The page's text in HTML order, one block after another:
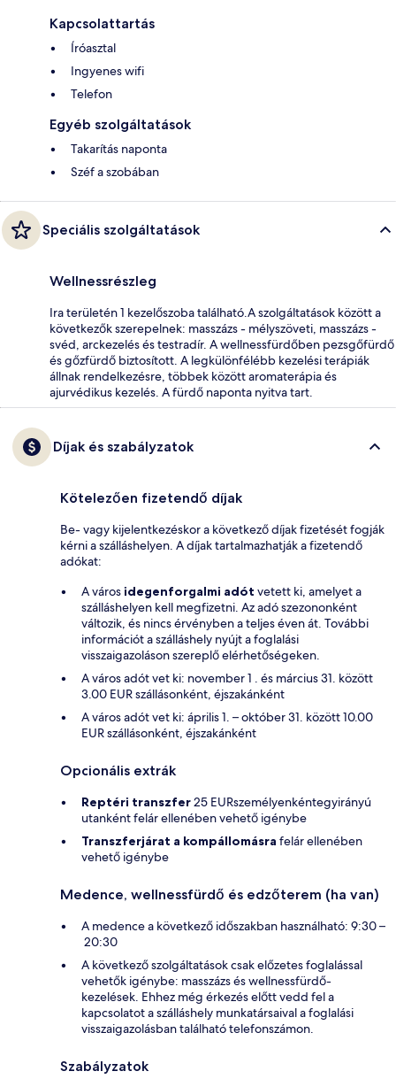
Kapcsolattartás
Íróasztal
Ingyenes wifi
Telefon
Egyéb szolgáltatások
Takarítás naponta
Széf a szobában
Speciális szolgáltatások
Wellnessrészleg
Ira területén 1 kezelőszoba található.A szolgáltatások között a
következők szerepelnek: masszázs - mélyszöveti, masszázs -
svéd, arckezelés és testradír. A wellnessfürdőben pezsgőfürdő
és gőzfürdő biztosított. A legkülönfélébb kezelési terápiák
állnak rendelkezésre, többek között aromaterápia és
ajurvédikus kezelés. A fürdő naponta nyitva tart.
Díjak és szabályzatok
Kötelezően fizetendő díjak
Be- vagy kijelentkezéskor a következő díjak fizetését fogják
kérni a szálláshelyen. A díjak tartalmazhatják a fizetendő
adókat:
A városidegenforgalmi adót vetett ki, amelyet a
szálláshelyen kell megfizetni. Az adó szezononként
változik, és nincs érvényben a teljes éven át. További
információt a szálláshely nyújt a foglalási
visszaigazoláson szereplő elérhetőségeken.
A város adót vet ki: november 1 . és március 31. között
3.00 EUR szállásonként, éjszakánként
A város adót vet ki: április 1. – október 31. között 10.00
EUR szállásonként, éjszakánként
Opcionális extrák
Reptéri transzfer25 EURszemélyenkéntegyirányú
utanként felár ellenében vehető igénybe
Transzferjárat a kompállomásra felár ellenében
vehető igénybe
Medence, wellnessfürdő és edzőterem (ha van)
A medence a következő időszakban használható: 9:30 –
20:30
A következő szolgáltatások csak előzetes foglalással
vehetők igénybe: masszázs és wellnessfürdő-
kezelések. Ehhez még érkezés előtt vedd fel a
kapcsolatot a szálláshely munkatársaival a foglalási
visszaigazolásban található telefonszámon.
Szabályzatok